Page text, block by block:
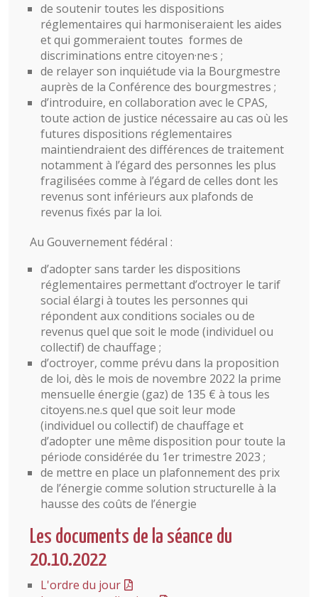
de soutenir toutes les dispositions
réglementaires qui harmoniseraient les aides
et qui gommeraient toutes formes de
discriminations entre citoyen·ne·s ;
de relayer son inquiétude via la Bourgmestre
auprès de la Conférence des bourgmestres ;
d’introduire, en collaboration avec le CPAS,
toute action de justice nécessaire au cas où les
futures dispositions réglementaires
maintiendraient des différences de traitement
notamment à l’égard des personnes les plus
fragilisées comme à l’égard de celles dont les
revenus sont inférieurs aux plafonds de
revenus fixés par la loi.
Au Gouvernement fédéral :
d’adopter sans tarder les dispositions
réglementaires permettant d’octroyer le tarif
social élargi à toutes les personnes qui
répondent aux conditions sociales ou de
revenus quel que soit le mode (individuel ou
collectif) de chauffage ;
d’octroyer, comme prévu dans la proposition
de loi, dès le mois de novembre 2022 la prime
mensuelle énergie (gaz) de 135 € à tous les
citoyens.ne.s quel que soit leur mode
(individuel ou collectif) de chauffage et
d’adopter une même disposition pour toute la
période considérée du 1er trimestre 2023 ;
de mettre en place un plafonnement des prix
de l’énergie comme solution structurelle à la
hausse des coûts de l’énergie
Les documents de la séance du
20.10.2022
L'ordre du jour